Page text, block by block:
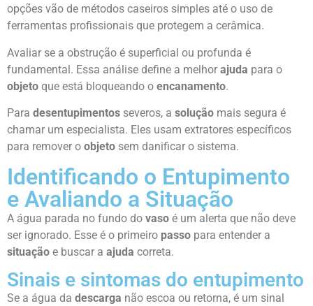
opções vão de métodos caseiros simples até o uso de
ferramentas profissionais que protegem a cerâmica.
Avaliar se a obstrução é superficial ou profunda é
fundamental. Essa análise define a melhor ajuda para o
objeto que está bloqueando o encanamento.
Para desentupimentos severos, a solução mais segura é
chamar um especialista. Eles usam extratores específicos
para remover o objeto sem danificar o sistema.
Identificando o Entupimento
e Avaliando a Situação
A água parada no fundo do vaso é um alerta que não deve
ser ignorado. Esse é o primeiro passo para entender a
situação e buscar a ajuda correta.
Sinais e sintomas do entupimento
Se a água da descarga não escoa ou retorna, é um sinal